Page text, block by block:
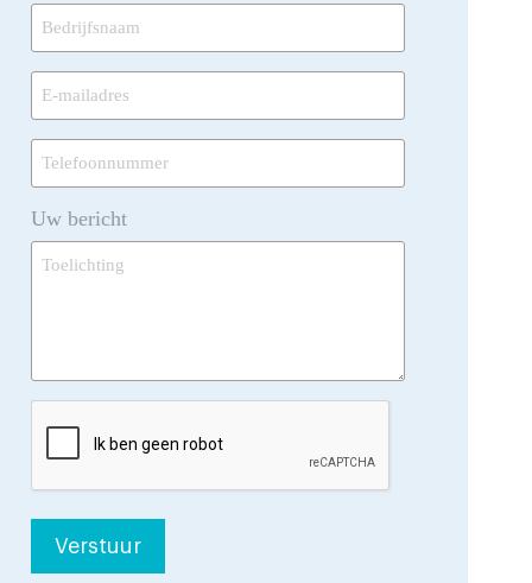
Bedrijfsnaam
E-
mailadres
Telefoonnummer
Uw bericht
CAPTCHA